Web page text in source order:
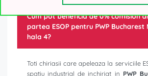
Cum pot beneficia de 0% comision
partea ESOP pentru PWP Bucharest
hala 4?
Toti chiriasii care apeleaza la serviciile
spatiu industrial de inchiriat in PWP